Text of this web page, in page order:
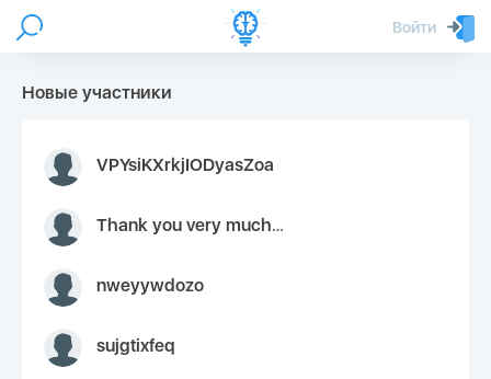
Войти
Новые участники
VPYsiKXrkjIODyasZoa
Thank you very much for your inquiry We appreciate you 9126052 https://youtube.com faceapple !
nweyywdozo
sujgtixfeq